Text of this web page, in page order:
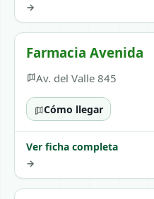
→
Farmacia Avenida
Av. del Valle 845
Cómo llegar
Ver ficha completa
→